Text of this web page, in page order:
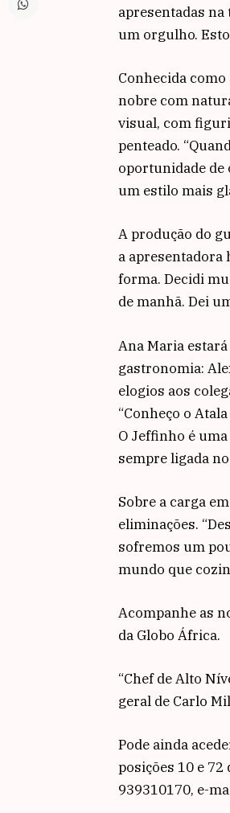
apresentadas
um orgulho.
Conhecida como
nobre com
visual, com
penteado.
oportunidade de
um estilo mais
A produção do
a apresentadora
forma. Decidi
de manhã. Dei
Ana Maria
gastronomia:
elogios aos
“Conheço o
O Jeffinho é
sempre ligada
Sobre a carga
eliminações.
sofremos um
mundo que
Acompanhe as
da Globo África.
“Chef de Alto
geral de Carlo
Pode ainda
posições 10 e 72
939310170, e-